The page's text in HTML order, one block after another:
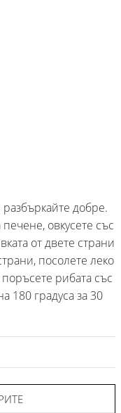
разбъркайте добре.
овкусете със
от двете страни
посолете леко
рибата със
180 градуса за 30